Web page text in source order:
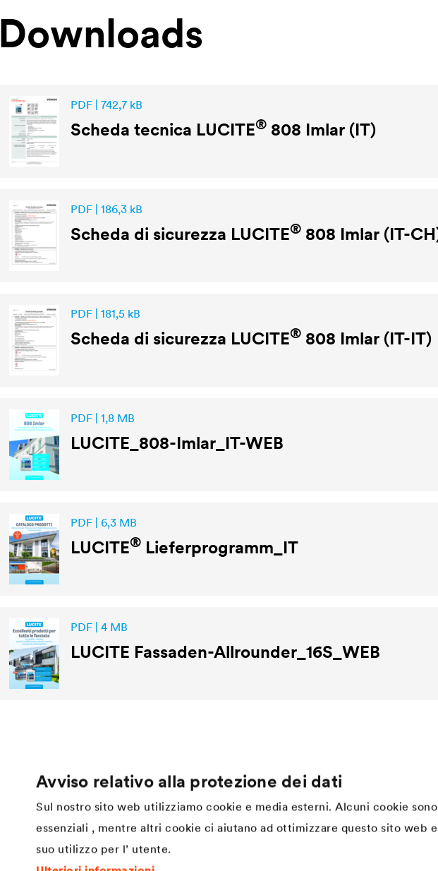
Avviso relativo alla protezione dei dati
Sul nostro sito web utilizziamo cookie e media esterni. Alcuni cookie sono
essenziali , mentre altri cookie ci aiutano ad ottimizzare questo sito web
suo utilizzo per l’ utente.
Downloads
PDF | 742,7 kB
Scheda tecnica LUCITE® 808 Imlar (IT)
PDF | 186,3 kB
Scheda di sicurezza LUCITE® 808 Imlar (IT-
PDF | 181,5 kB
Scheda di sicurezza LUCITE® 808 Imlar (IT-IT)
PDF | 1,8 MB
LUCITE _808-Imlar_IT-WEB
PDF | 6,3 MB
LUCITE® Lieferprogramm_IT
PDF | 4 MB
LUCITE Fassaden-Allrounder_16S_WEB
Referenze
Coaters Industrial Coatings
Innovazione
DÖRKEN. Cultura aziendale,